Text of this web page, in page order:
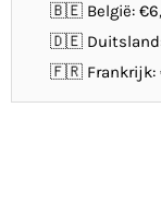
🇧🇪 België:
🇩🇪
🇫🇷 Frankrijk: